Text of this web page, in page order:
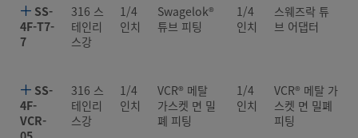
SS-
4F-T7-
7
316 스
테인리
스강
1/4
인치
Swagelok®
튜브 피팅
1/4
인치
스웨즈락 튜
브 어댑터
SS-
4F-
VCR-
316 스
테인리
스강
1/4
인치
VCR® 메탈
가스켓 면 밀
폐 피팅
1/4
인치
VCR® 메탈 가
스켓 면 밀폐
피팅